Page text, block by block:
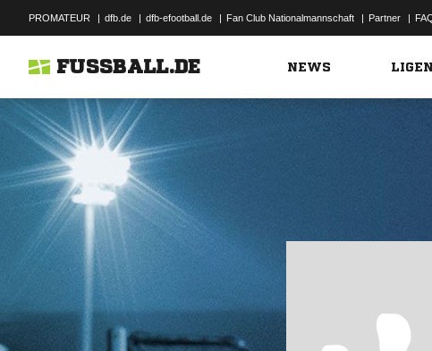
PROMATEUR | dfb.de | dfb-efootball.de | Fan Club Nationalmannschaft | Partner |
FUSSBALL.DE NEWS LIGEN